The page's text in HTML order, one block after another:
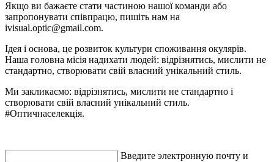
Якщо ви бажаєте стати частиною нашої команди або
запропонувати співпрацю, пишіть нам на
ivisual.optic@gmail.com.
Ідея і основа, це розвиток культури споживання окулярів.
Наша головна місія надихати людей: відрізнятись, мислити не
стандартно, створювати свій власний унікальний стиль.
Ми закликаємо: відрізнятись, мислити не стандартно і
створювати свій власний унікальний стиль.
#Оптичнаселекція.
Введите электронную почту и